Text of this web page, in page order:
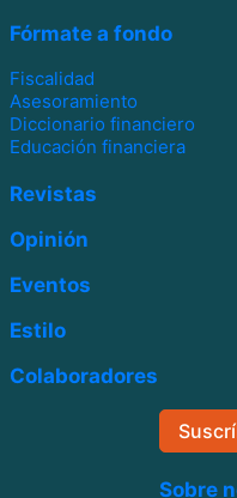
Fórmate a fondo
Fiscalidad
Asesoramiento
Diccionario financiero
Educación financiera
Revistas
Opinión
Eventos
Estilo
Colaboradores
Sobre